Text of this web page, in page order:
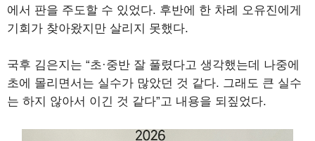
에서 판을 주도할 수 있었다. 후반에 한 차례 오유진에게
기회가 찾아왔지만 살리지 못했다.
국후 김은지는 “초·중반 잘 풀렸다고 생각했는데 나중에
초에 몰리면서는 실수가 많았던 것 같다. 그래도 큰 실수
는 하지 않아서 이긴 것 같다”고 내용을 되짚었다.